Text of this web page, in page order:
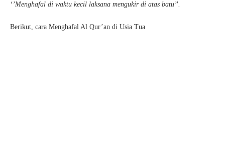
‘’Menghafal di waktu kecil laksana mengukir di atas batu’’.
Berikut, cara Menghafal Al Qur’an di Usia Tua